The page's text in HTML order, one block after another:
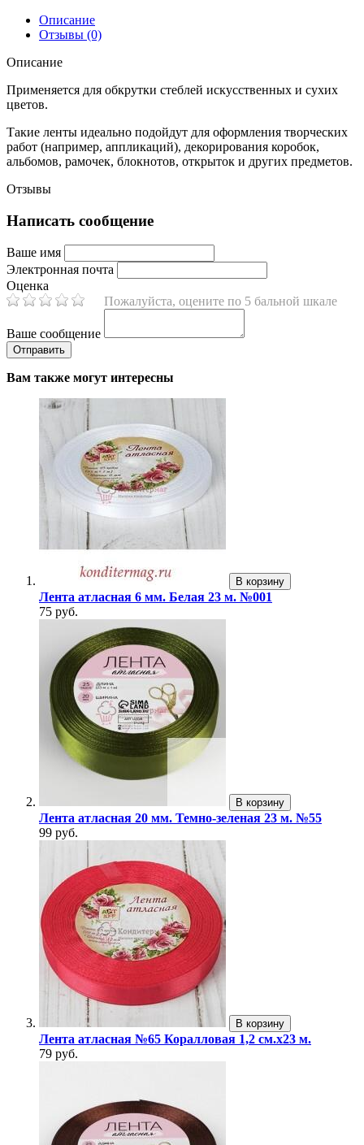
Описание
Отзывы (0)
Описание
Применяется для обкрутки стеблей искусственных и сухих
цветов.
Такие ленты идеально подойдут для оформления творческих
работ (например, аппликаций), декорирования коробок,
альбомов, рамочек, блокнотов, открыток и других предметов.
Отзывы
Написать сообщение
Ваше имя
Электронная почта
Оценка
Пожалуйста, оцените по 5 бальной шкале
Ваше сообщение
Вам также могут интересны
В корзину
Лента атласная 6 мм. Белая 23 м. №001
75 руб.
В корзину
Лента атласная 20 мм. Темно-зеленая 23 м. №55
99 руб.
В корзину
Лента атласная №65 Коралловая 1,2 см.х23 м.
79 руб.